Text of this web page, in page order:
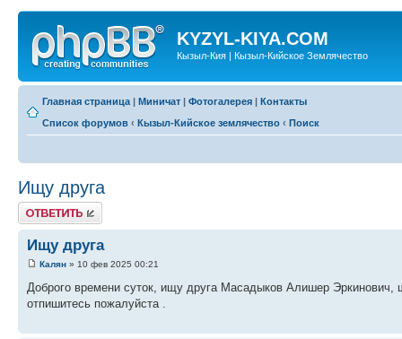
KYZYL-KIYA.COM
Кызыл-Кия | Кызыл-Кийское Землячество
Главная страница | Миничат | Фотогалерея | Контакты
Список форумов ‹ Кызыл-Кийское землячество ‹ Поиск
Ищу друга
Ответить
Ищу друга
Калян » 10 фев 2025 00:21
Доброго времени суток, ищу друга Масадыков Алишер Эркинович,
отпишитесь пожалуйста .